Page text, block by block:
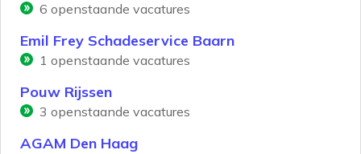
6 openstaande vacatures
Emil Frey Schadeservice Baarn
1 openstaande vacatures
Pouw Rijssen
3 openstaande vacatures
AGAM Den Haag